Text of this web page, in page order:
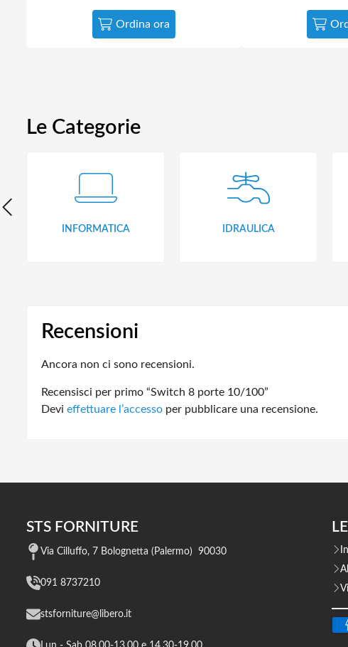
Ordina ora
Le Categorie
INFORMATICA IDRAULICA
Recensioni
Ancora non ci sono recensioni.
Recensisci per primo “Switch 8 porte 10/100”
Devi effettuare l’accesso per pubblicare una recensione.
STS FORNITURE
Via Cilluffo, 7 Bolognetta (Palermo) 90030
091 8737210
stsforniture@libero.it